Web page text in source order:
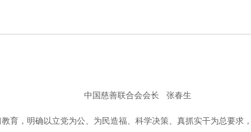
中国慈善联合会会长 张春生
育，明确以立党为公、为民造福、科学决策、真抓实干为总要求